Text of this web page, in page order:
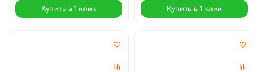
Купить в 1 клик Купить в 1 клик